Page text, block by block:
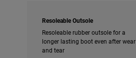
Resoleable Outsole
Resoleable rubber outsole for a
longer lasting boot even after wear
and tear